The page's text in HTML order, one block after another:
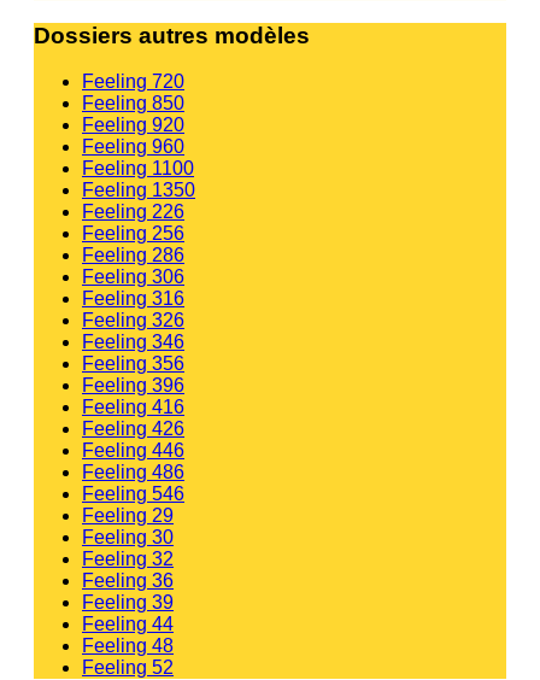
Dossiers autres modèles
Feeling 720
Feeling 850
Feeling 920
Feeling 960
Feeling 1100
Feeling 1350
Feeling 226
Feeling 256
Feeling 286
Feeling 306
Feeling 316
Feeling 326
Feeling 346
Feeling 356
Feeling 396
Feeling 416
Feeling 426
Feeling 446
Feeling 486
Feeling 546
Feeling 29
Feeling 30
Feeling 32
Feeling 36
Feeling 39
Feeling 44
Feeling 48
Feeling 52